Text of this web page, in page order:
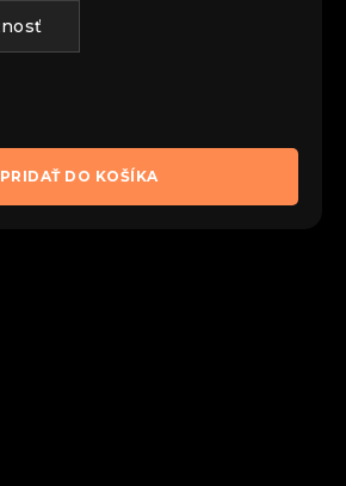
PRIDAŤ DO KOŠÍKA